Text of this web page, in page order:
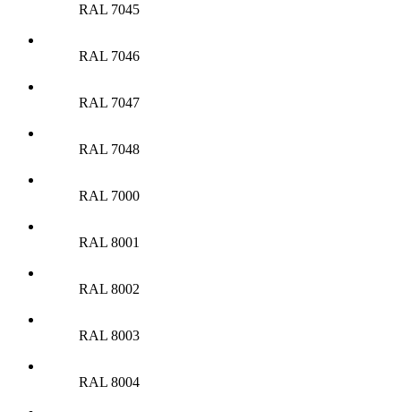
RAL 7045
RAL 7046
RAL 7047
RAL 7048
RAL 7000
RAL 8001
RAL 8002
RAL 8003
RAL 8004